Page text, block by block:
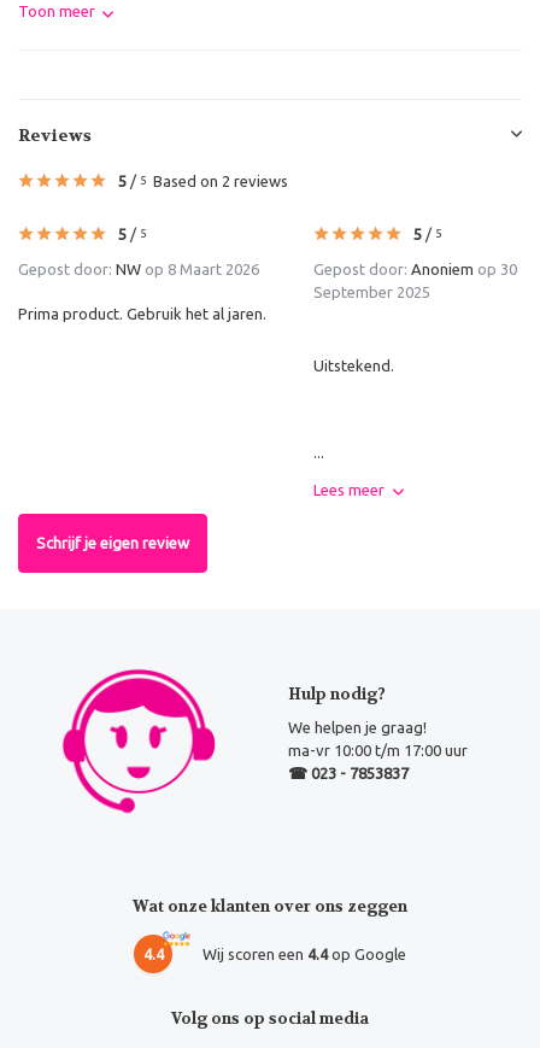
Toon meer
Reviews
5 / 5 Based on 2 reviews
5 / 5
Gepost door: NW op 8 Maart 2026
Prima product. Gebruik het al jaren.
5 / 5
Gepost door: Anoniem op 30
September 2025
Uitstekend.
...
Lees meer
Schrijf je eigen review
Hulp nodig?
We helpen je graag!
ma-vr 10:00 t/m 17:00 uur
☎ 023 - 7853837
Wat onze klanten over ons zeggen
4.4 Wij scoren een 4.4op Google
Volg ons op social media